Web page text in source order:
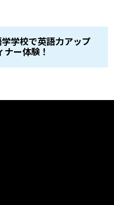
学校で英語力アップ
ナー体験！